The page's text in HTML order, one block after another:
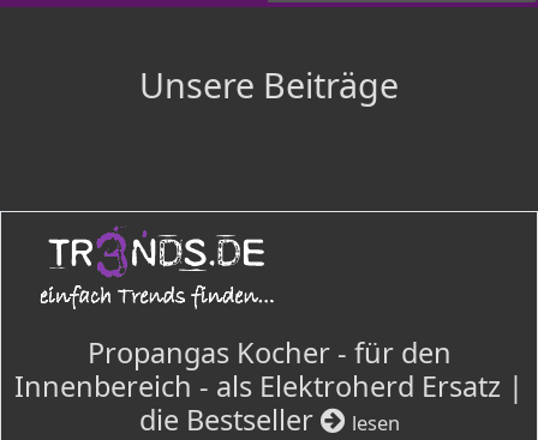
Unsere Beiträge
Propangas Kocher - für den
Innenbereich - als Elektroherd Ersatz |
die Bestseller
lesen